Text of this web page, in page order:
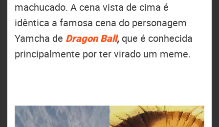
machucado. A cena vista de cima é
idêntica a famosa cena do personagem
Yamcha de Dragon Ball, que é conhecida
principalmente por ter virado um meme.